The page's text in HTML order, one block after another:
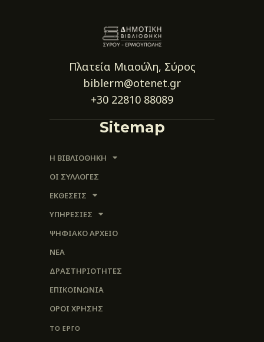
Πλατεία Μιαούλη, Σύρος
biblerm@otenet.gr
+30 22810 88089
Sitemap
Η ΒΙΒΛΙΟΘΗΚΗ
ΟΙ ΣΥΛΛΟΓΈΣ
ΕΚΘΕΣΕΙΣ
ΥΠΗΡΕΣΙΕΣ
ΨΗΦΙΑΚΌ ΑΡΧΕΊΟ
ΝΕΑ
ΔΡΑΣΤΗΡΙΟΤΗΤΕΣ
ΕΠΙΚΟΙΝΩΝΊΑ
ΌΡΟΙ ΧΡΉΣΗΣ
ΤΟ ΕΡΓΟ